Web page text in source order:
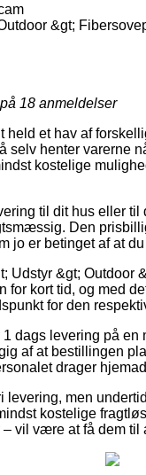
&gt;
18 anmeldelser
held et hav af
selv henter varerne
kostelige
til dit hus eller
Den
jo er betinget af at
Udstyr &gt; Outdoor
for kort tid, og med
for den
dags levering på
af at bestillingen
drager
levering, men
kostelige
vil være at få dem